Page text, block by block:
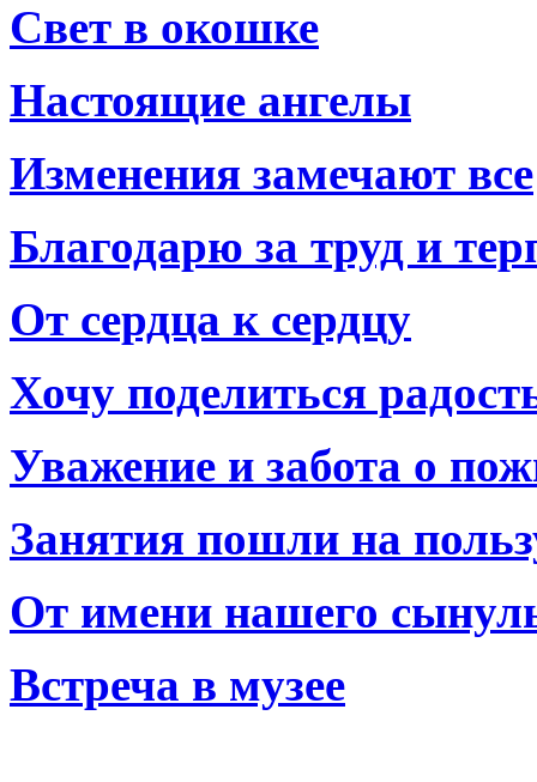
Свет в окошке
Настоящие ангелы
Изменения замечают все
Благодарю за труд и
От сердца к сердцу
Хочу поделиться
Уважение и забота о
Занятия пошли на
От имени нашего
Встреча в музее